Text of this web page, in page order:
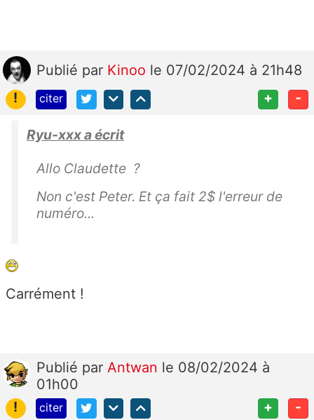
Publié par Kinoo le 07/02/2024 à 21h48
!
citer + -
Ryu-xxx a écrit
Allo Claudette ?
Non c'est Peter. Et ça fait 2$ l'erreur de
numéro...
Carrément !
Publié par Antwan le 08/02/2024 à
01h00
!
citer + -